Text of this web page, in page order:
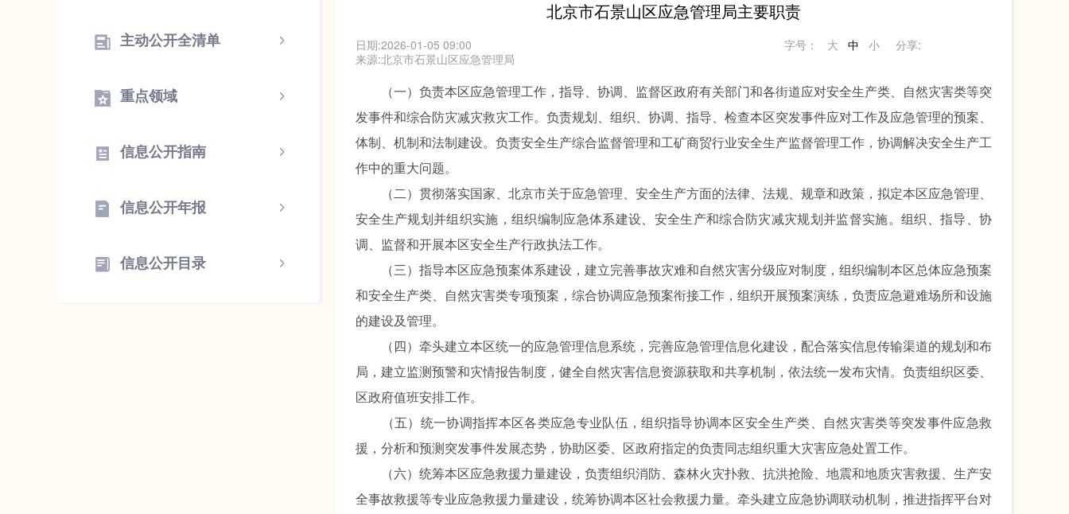
主动公开全清单
重点领域
信息公开指南
信息公开年报
信息公开目录
北京市石景山区应急管理局主要职责
日期:2026-01-05 09:00
来源:北京市石景山区应急管理局
分享:
字号： 大 中 小
（一）负责本区应急管理工作，指导、协调、监督区政府有关部门和各街道应对安全生产类、自然灾害类等突
发事件和综合防灾减灾救灾工作。负责规划、组织、协调、指导、检查本区突发事件应对工作及应急管理的预案、
体制、机制和法制建设。负责安全生产综合监督管理和工矿商贸行业安全生产监督管理工作，协调解决安全生产工
作中的重大问题。
（二）贯彻落实国家、北京市关于应急管理、安全生产方面的法律、法规、规章和政策，拟定本区应急管理、
安全生产规划并组织实施，组织编制应急体系建设、安全生产和综合防灾减灾规划并监督实施。组织、指导、协
调、监督和开展本区安全生产行政执法工作。
（三）指导本区应急预案体系建设，建立完善事故灾难和自然灾害分级应对制度，组织编制本区总体应急预案
和安全生产类、自然灾害类专项预案，综合协调应急预案衔接工作，组织开展预案演练，负责应急避难场所和设施
的建设及管理。
（四）牵头建立本区统一的应急管理信息系统，完善应急管理信息化建设，配合落实信息传输渠道的规划和布
局，建立监测预警和灾情报告制度，健全自然灾害信息资源获取和共享机制，依法统一发布灾情。负责组织区委、
区政府值班安排工作。
（五）统一协调指挥本区各类应急专业队伍，组织指导协调本区安全生产类、自然灾害类等突发事件应急救
援，分析和预测突发事件发展态势，协助区委、区政府指定的负责同志组织重大灾害应急处置工作。
（六）统筹本区应急救援力量建设，负责组织消防、森林火灾扑救、抗洪抢险、地震和地质灾害救援、生产安
全事故救援等专业应急救援力量建设，统筹协调本区社会救援力量。牵头建立应急协调联动机制，推进指挥平台对